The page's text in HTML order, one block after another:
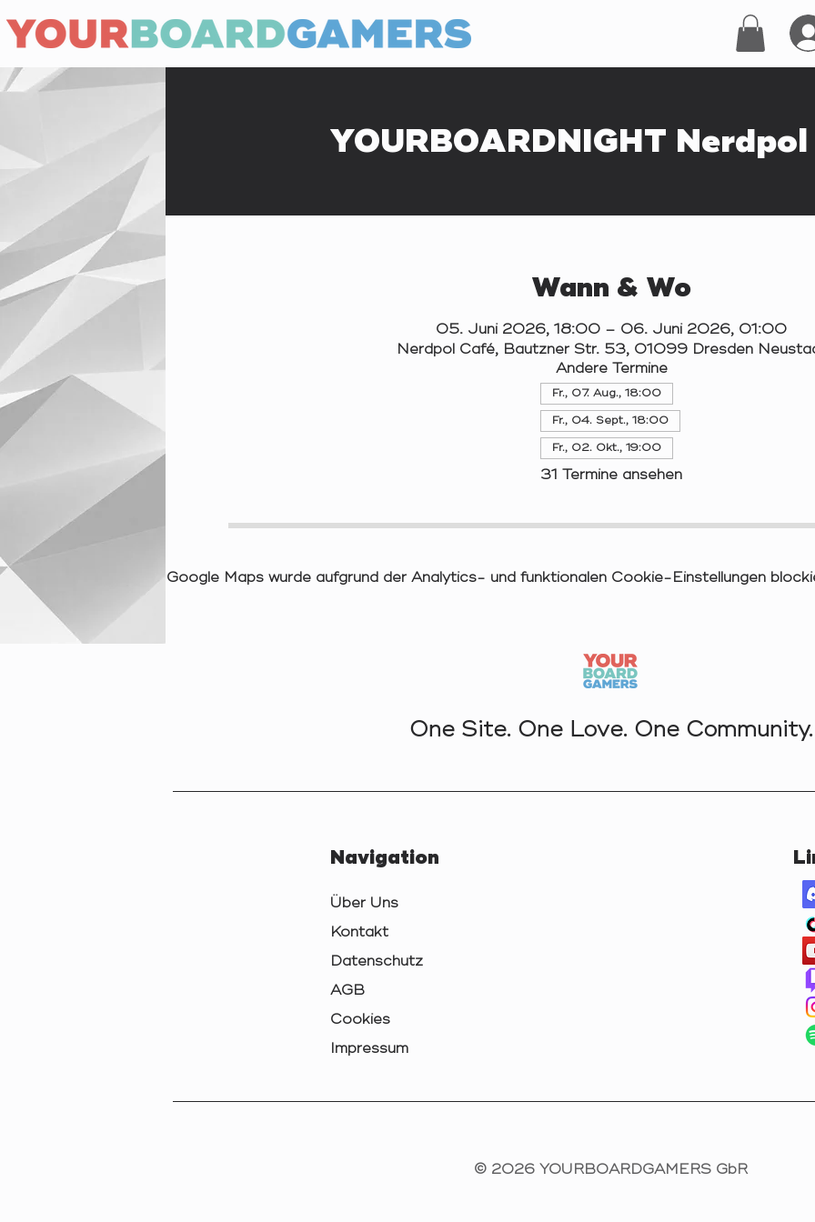
YOURBOARDNIGHT
Wann & Wo
05. Juni 2026, 18:00 – 06. Juni 2026, 01:00
Nerdpol Café, Bautzner Str. 53, 01099 Dresden
Andere Termine
Fr., 07. Aug., 18:00
Fr., 04. Sept., 18:00
Fr., 02. Okt., 19:00
31 Termine ansehen
Google Maps wurde aufgrund der Analytics- und funktionalen Cookie-Einstellungen
One Site. One Love. One Community.
Navigation
Über Uns
Kontakt
Datenschutz
AGB
Cookies
Impressum
© 2026 YOURBOARDGAMERS GbR